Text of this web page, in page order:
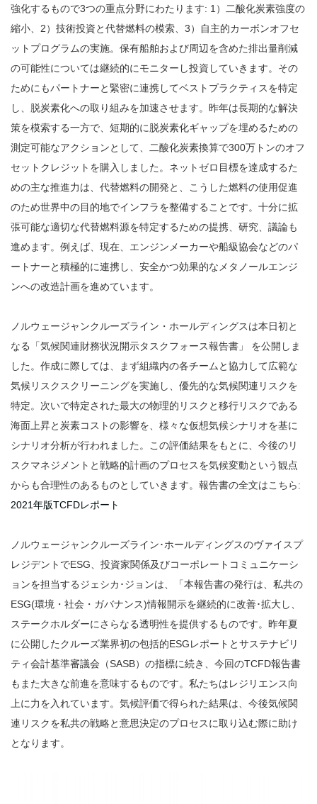
強化するもので3つの重点分野にわたります: 1）二酸化炭素強度の
縮小、2）技術投資と代替燃料の模索、3）自主的カーボンオフセ
ットプログラムの実施。保有船舶および周辺を含めた排出量削減
の可能性については継続的にモニターし投資していきます。その
ためにもパートナーと緊密に連携してベストプラクティスを特定
し、脱炭素化への取り組みを加速させます。昨年は長期的な解決
策を模索する一方で、短期的に脱炭素化ギャップを埋めるための
測定可能なアクションとして、二酸化炭素換算で300万トンのオフ
セットクレジットを購入しました。ネットゼロ目標を達成するた
めの主な推進力は、代替燃料の開発と、こうした燃料の使用促進
のため世界中の目的地でインフラを整備することです。十分に拡
張可能な適切な代替燃料源を特定するための提携、研究、議論も
進めます。例えば、現在、エンジンメーカーや船級協会などのパ
ートナーと積極的に連携し、安全かつ効果的なメタノールエンジ
ンへの改造計画を進めています。
ノルウェージャンクルーズライン・ホールディングスは本日初と
なる「気候関連財務状況開示タスクフォース報告書」 を公開しま
した。作成に際しては、まず組織内の各チームと協力して広範な
気候リスクスクリーニングを実施し、優先的な気候関連リスクを
特定。次いで特定された最大の物理的リスクと移行リスクである
海面上昇と炭素コストの影響を、様々な仮想気候シナリオを基に
シナリオ分析が行われました。この評価結果をもとに、今後のリ
スクマネジメントと戦略的計画のプロセスを気候変動という観点
からも合理性のあるものとしていきます。報告書の全文はこちら:
2021年版TCFDレポート
ノルウェージャンクルーズライン･ホールディングスのヴァイスプ
レジデントでESG、投資家関係及びコーポレートコミュニケーシ
ョンを担当するジェシカ･ジョンは、「本報告書の発行は、私共の
ESG(環境・社会・ガバナンス)情報開示を継続的に改善･拡大し、
ステークホルダーにさらなる透明性を提供するものです。昨年夏
に公開したクルーズ業界初の包括的ESGレポートとサステナビリ
ティ会計基準審議会（SASB）の指標に続き、今回のTCFD報告書
もまた大きな前進を意味するものです。私たちはレジリエンス向
上に力を入れています。気候評価で得られた結果は、今後気候関
連リスクを私共の戦略と意思決定のプロセスに取り込む際に助け
となります。